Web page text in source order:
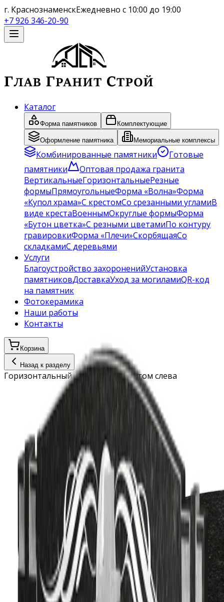
г. КраснознаменскЕжедневно с 10:00 до 19:00
+7 926 346-20-90
Каталог
Форма памятников Комплектующие
Оформление памятника Мемориальные комплексы
Комбинированные памятники
Готовые
памятники
Оптовая продажа гранита
ВертикальныеГоризонтальныеРезные
формыПрямоугольныеФорма «Волна»Форма
«Купол храма»С крестомСо срезанными угламиВ
виде крестаВоеннымОкруглые формыФорма
«Бутон цветка»С резными цветамиПо контуру
гравировкиФорма «Плечи»СкорбящаяСо
складкамиС деревьями
Услуги
Благоустройство захороненийУстановка
памятниковДоставкаУход за могиламиQR-код
на памятник
Фотокерамика
Наши работы
Контакты
Корзина
Назад к разделу
Горизонтальный памятник с крестом слева